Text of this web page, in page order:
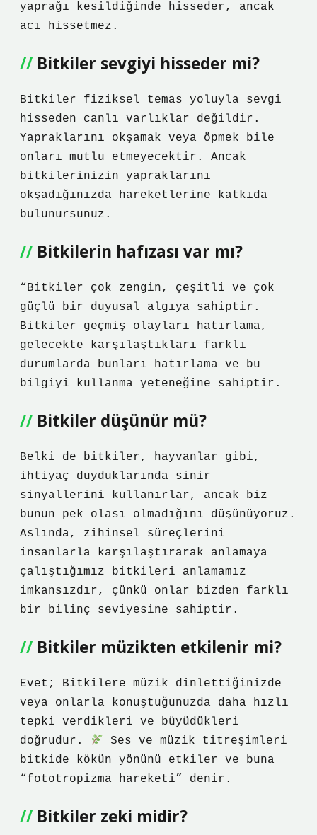
yaprağı kesildiğinde hisseder, ancak
acı hissetmez.
Bitkiler sevgiyi hisseder mi?
Bitkiler fiziksel temas yoluyla sevgi
hisseden canlı varlıklar değildir.
Yapraklarını okşamak veya öpmek bile
onları mutlu etmeyecektir. Ancak
bitkilerinizin yapraklarını
okşadığınızda hareketlerine katkıda
bulunursunuz.
Bitkilerin hafızası var mı?
“Bitkiler çok zengin, çeşitli ve çok
güçlü bir duyusal algıya sahiptir.
Bitkiler geçmiş olayları hatırlama,
gelecekte karşılaştıkları farklı
durumlarda bunları hatırlama ve bu
bilgiyi kullanma yeteneğine sahiptir.
Bitkiler düşünür mü?
Belki de bitkiler, hayvanlar gibi,
ihtiyaç duyduklarında sinir
sinyallerini kullanırlar, ancak biz
bunun pek olası olmadığını düşünüyoruz.
Aslında, zihinsel süreçlerini
insanlarla karşılaştırarak anlamaya
çalıştığımız bitkileri anlamamız
imkansızdır, çünkü onlar bizden farklı
bir bilinç seviyesine sahiptir.
Bitkiler müzikten etkilenir mi?
Evet; Bitkilere müzik dinlettiğinizde
veya onlarla konuştuğunuzda daha hızlı
tepki verdikleri ve büyüdükleri
doğrudur.
Ses ve müzik titreşimleri
bitkide kökün yönünü etkiler ve buna
“fototropizma hareketi” denir.
Bitkiler zeki midir?